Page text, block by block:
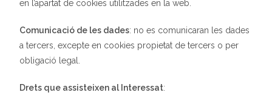
en l’apartat de cookies utilitzades en la web.
Comunicació de les dades: no es comunicaran les dades
a tercers, excepte en cookies propietat de tercers o per
obligació legal.
Drets que assisteixen al Interessat: